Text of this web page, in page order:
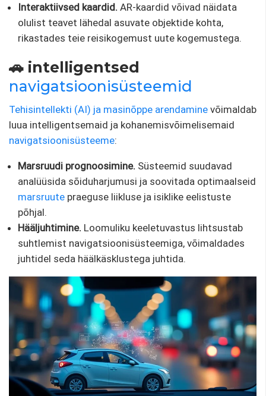
Interaktiivsed kaardid. AR-kaardid võivad näidata
olulist teavet lähedal asuvate objektide kohta,
rikastades teie reisikogemust uute kogemustega.
🚗 intelligentsed
navigatsioonisüsteemid
Tehisintellekti (AI) ja masinõppe arendamine võimaldab
luua intelligentsemaid ja kohanemisvõimelisemaid
navigatsioonisüsteeme:
Marsruudi prognoosimine. Süsteemid suudavad
analüüsida sõiduharjumusi ja soovitada optimaalseid
marsruute praeguse liikluse ja isiklike eelistuste
põhjal.
Hääljuhtimine. Loomuliku keeletuvastus lihtsustab
suhtlemist navigatsioonisüsteemiga, võimaldades
juhtidel seda häälkäsklustega juhtida.